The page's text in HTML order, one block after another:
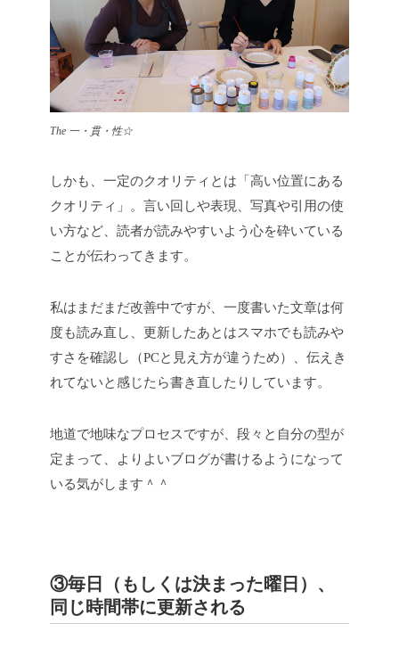
The 一・貫・性☆
しかも、一定のクオリティとは「高い位置にある
クオリティ」。言い回しや表現、写真や引用の使
い方など、読者が読みやすいよう心を砕いている
ことが伝わってきます。
私はまだまだ改善中ですが、一度書いた文章は何
度も読み直し、更新したあとはスマホでも読みや
すさを確認し（PCと見え方が違うため）、伝えき
れてないと感じたら書き直したりしています。
地道で地味なプロセスですが、段々と自分の型が
定まって、よりよいブログが書けるようになって
いる気がします＾＾
③毎日（もしくは決まった曜日）、
同じ時間帯に更新される